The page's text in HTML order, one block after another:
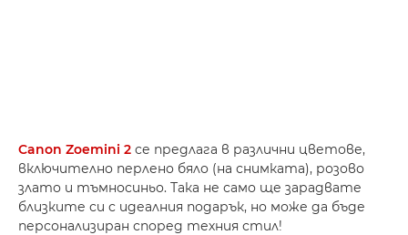
Canon Zoemini 2 се предлага в различни цветове,
включително перлено бяло (на снимката), розово
злато и тъмносиньо. Така не само ще зарадвате
близките си с идеалния подарък, но може да бъде
персонализиран според техния стил!